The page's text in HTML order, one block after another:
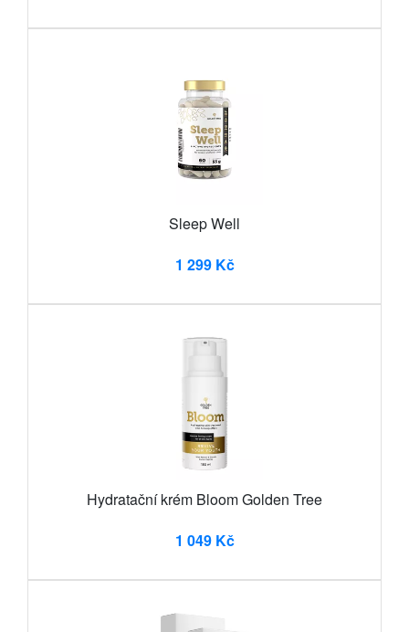
Sleep Well
1 299 Kč
Hydratační krém Bloom Golden Tree
1 049 Kč